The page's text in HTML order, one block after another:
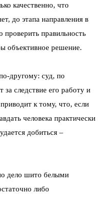
качественно, что
до этапа направления в
проверить правильность
объективное решение.
другому: суд, по
следствие его работу и
к тому, что, если
человека практически
добиться –
дело шито белыми
либо